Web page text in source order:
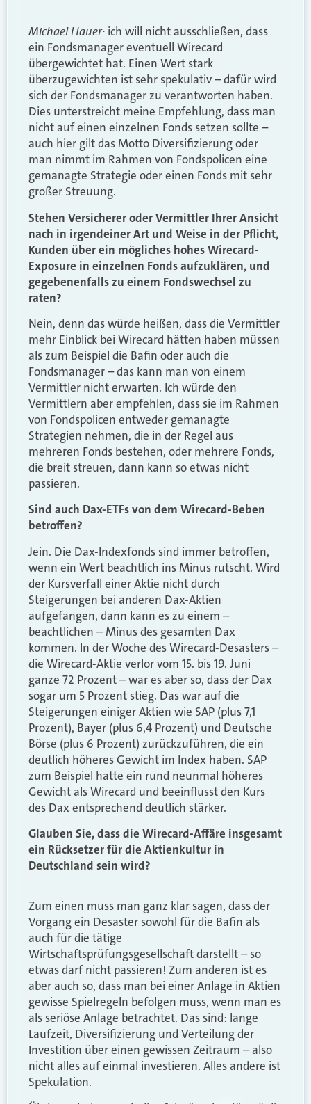
Michael Hauer: ich will nicht ausschließen, dass
ein Fondsmanager eventuell Wirecard
übergewichtet hat. Einen Wert stark
überzugewichten ist sehr spekulativ – dafür wird
sich der Fondsmanager zu verantworten haben.
Dies unterstreicht meine Empfehlung, dass man
nicht auf einen einzelnen Fonds setzen sollte –
auch hier gilt das Motto Diversifizierung oder
man nimmt im Rahmen von Fondspolicen eine
gemanagte Strategie oder einen Fonds mit sehr
großer Streuung.
Stehen Versicherer oder Vermittler Ihrer Ansicht
nach in irgendeiner Art und Weise in der Pflicht,
Kunden über ein mögliches hohes Wirecard-
Exposure in einzelnen Fonds aufzuklären, und
gegebenenfalls zu einem Fondswechsel zu
raten?
Nein, denn das würde heißen, dass die Vermittler
mehr Einblick bei Wirecard hätten haben müssen
als zum Beispiel die Bafin oder auch die
Fondsmanager – das kann man von einem
Vermittler nicht erwarten. Ich würde den
Vermittlern aber empfehlen, dass sie im Rahmen
von Fondspolicen entweder gemanagte
Strategien nehmen, die in der Regel aus
mehreren Fonds bestehen, oder mehrere Fonds,
die breit streuen, dann kann so etwas nicht
passieren.
Sind auch Dax-ETFs von dem Wirecard-Beben
betroffen?
Jein. Die Dax-Indexfonds sind immer betroffen,
wenn ein Wert beachtlich ins Minus rutscht. Wird
der Kursverfall einer Aktie nicht durch
Steigerungen bei anderen Dax-Aktien
aufgefangen, dann kann es zu einem –
beachtlichen – Minus des gesamten Dax
kommen. In der Woche des Wirecard-Desasters –
die Wirecard-Aktie verlor vom 15. bis 19. Juni
ganze 72 Prozent – war es aber so, dass der Dax
sogar um 5 Prozent stieg. Das war auf die
Steigerungen einiger Aktien wie SAP (plus 7,1
Prozent), Bayer (plus 6,4 Prozent) und Deutsche
Börse (plus 6 Prozent) zurückzuführen, die ein
deutlich höheres Gewicht im Index haben. SAP
zum Beispiel hatte ein rund neunmal höheres
Gewicht als Wirecard und beeinflusst den Kurs
des Dax entsprechend deutlich stärker.
Glauben Sie, dass die Wirecard-Affäre insgesamt
ein Rücksetzer für die Aktienkultur in
Deutschland sein wird?
Zum einen muss man ganz klar sagen, dass der
Vorgang ein Desaster sowohl für die Bafin als
auch für die tätige
Wirtschaftsprüfungsgesellschaft darstellt – so
etwas darf nicht passieren! Zum anderen ist es
aber auch so, dass man bei einer Anlage in Aktien
gewisse Spielregeln befolgen muss, wenn man es
als seriöse Anlage betrachtet. Das sind: lange
Laufzeit, Diversifizierung und Verteilung der
Investition über einen gewissen Zeitraum – also
nicht alles auf einmal investieren. Alles andere ist
Spekulation.